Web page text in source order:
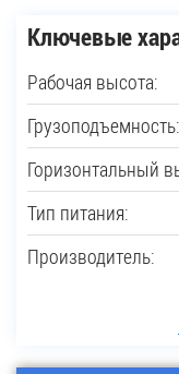
Запчасти
Услуги
О компании
Контакты
Ключевые
Рабочая высота:
Грузоподъемность:
Горизонтальный
Тип питания:
Производитель: